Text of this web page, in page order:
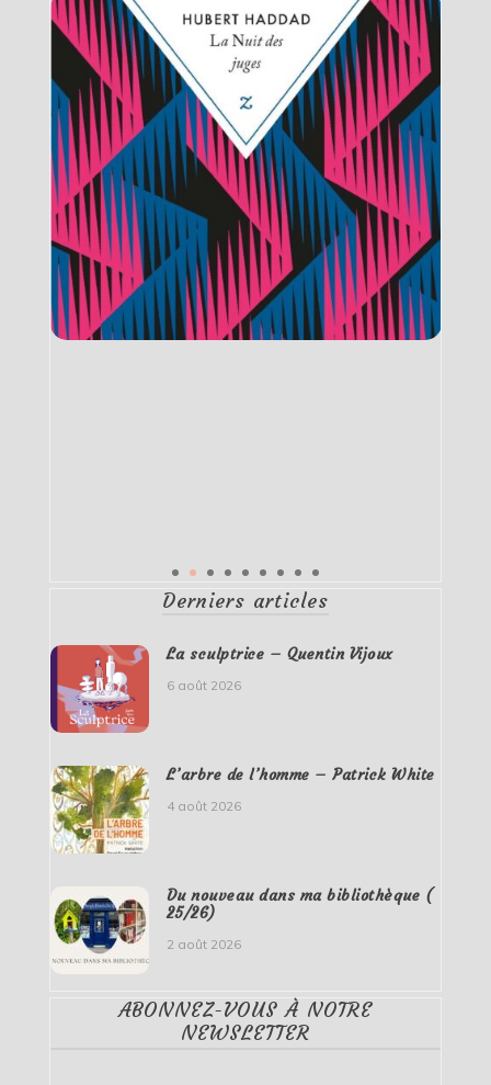
Derniers articles
La sculptrice – Quentin Vijoux
6 août 2026
L’arbre de l’homme – Patrick White
4 août 2026
Du nouveau dans ma bibliothèque (
25/26)
2 août 2026
ABONNEZ-VOUS À NOTRE
NEWSLETTER